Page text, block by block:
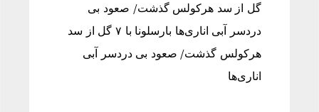
گل از سد هرکولس گذشت/ صعود بی
دردسر آبی اناری‌ها بارسلونا با ۷ گل از سد
هرکولس گذشت/ صعود بی دردسر آبی
اناری‌ها